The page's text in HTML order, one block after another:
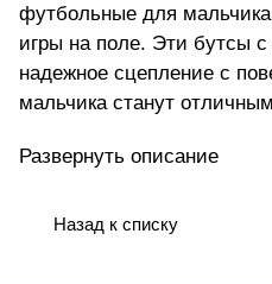
футбольные для
игры на поле. Эти бутсы
надежное сцепление с
мальчика станут
Модель создана с учетом
удобной для мужчин
Развернуть описание
Назад к списку